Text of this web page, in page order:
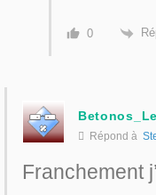
0
Répond à
Franchement